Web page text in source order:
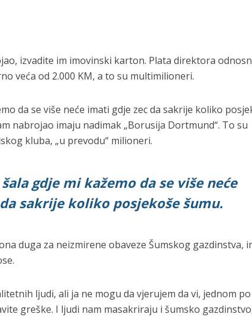
izvadite im imovinski karton. Plata direktora
veća od 2.000 KM, a to su multimilioneri.
da se više neće imati gdje zec da sakrije koliko
nabrojao imaju nadimak „Borusija Dortmund“. To su
kluba, „u prevodu“ milioneri.
gdje mi kažemo da se više neće
sakrije koliko posjekoše šumu.
duga za neizmirene obaveze Šumskog gazdinstva,
ljudi, ali ja ne mogu da vjerujem da vi, jednom po
greške. I ljudi nam masakriraju i šumsko